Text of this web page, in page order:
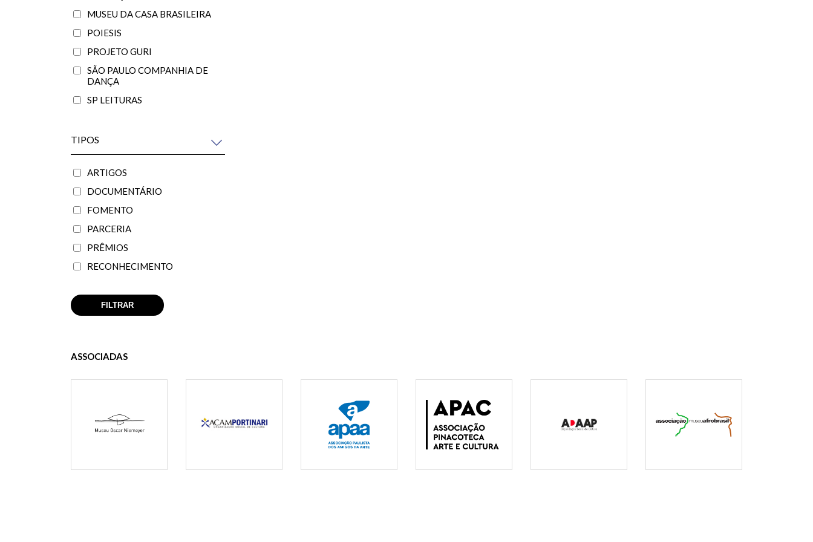
MUSEU DA CASA BRASILEIRA
POIESIS
PROJETO GURI
SÃO PAULO COMPANHIA DE
DANÇA
SP LEITURAS
TIPOS
ARTIGOS
DOCUMENTÁRIO
FOMENTO
PARCERIA
PRÊMIOS
RECONHECIMENTO
ASSOCIADAS